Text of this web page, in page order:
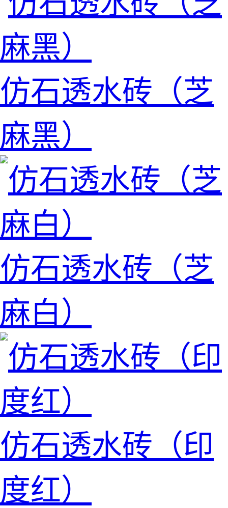
仿石透水砖（芝
麻黑）
仿石透水砖（芝
麻白）
仿石透水砖（印
度红）